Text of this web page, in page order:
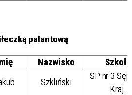
palantową
Nazwisko
Szkoła
Szkliński
SP nr 3
Kraj.